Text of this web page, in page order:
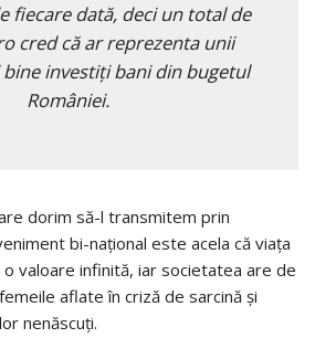
fiecare dată, deci un total de
cred că ar reprezenta unii
investiţi bani din bugetul
României.
dorim să-l transmitem prin
bi-naţional este acela că viaţa
valoare infinită, iar societatea are de
aflate în criză de sarcină şi
nenăscuţi.